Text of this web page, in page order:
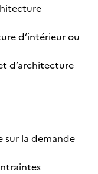
d’intérieur ou
d’architecture
sur la demande